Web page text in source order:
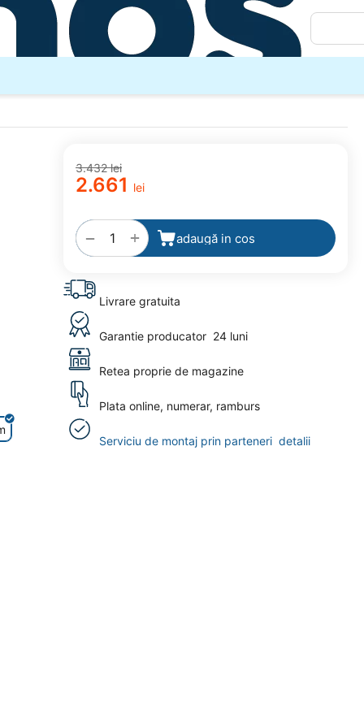
3.432 lei
2.661 lei
+
− adaugă in cos
la
favorite
Livrare gratuita
Garantie producator 24 luni
Retea proprie de magazine
Plata online, numerar, ramburs
Serviciu de montaj prin parteneri detalii